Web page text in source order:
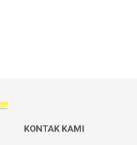
KONTAK KAMI